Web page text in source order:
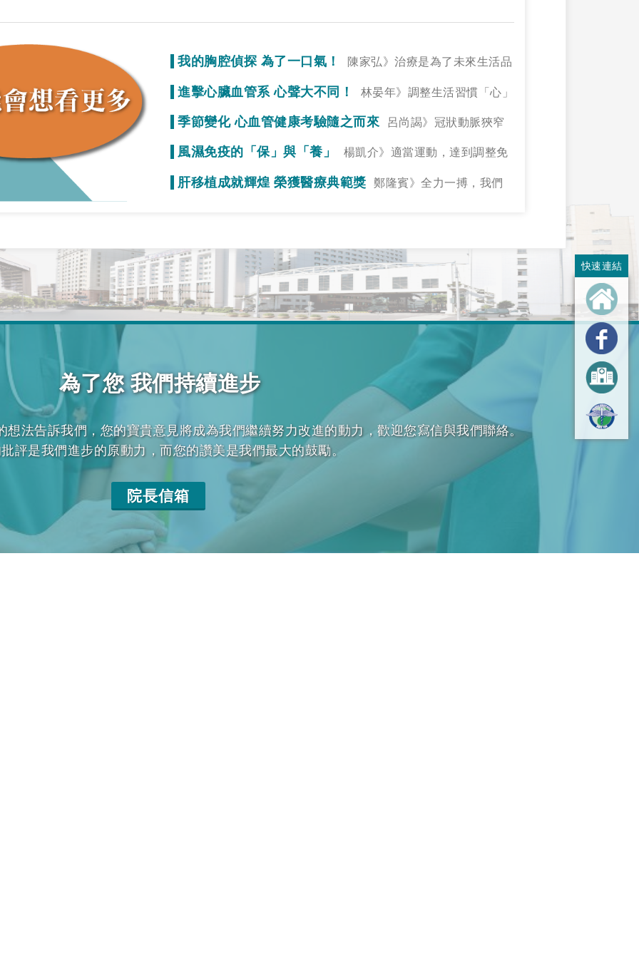
我的胸腔偵探 為了一口氣！
陳家弘》治療是為了未來生活品
進擊心臟血管系 心聲大不同！
林晏年》調整生活習慣「心」
事就變少！
季節變化 心血管健康考驗隨之而來
呂尚謁》冠狀動脈狹窄
初期症狀不明顯
風濕免疫的「保」與「養」
楊凱介》適當運動，達到調整免
疫力的效果
肝移植成就輝煌 榮獲醫療典範獎
鄭隆賓》全力一搏，我們
快速連結
為了您 我們持續進步
想法告訴我們，您的寶貴意見將成為我們繼續努力改進的動力，歡迎您寫信與我們聯絡。
評是我們進步的原動力，而您的讚美是我們最大的鼓勵。
院長信箱